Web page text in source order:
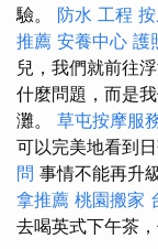
驗。 防水 工程
推薦 安養中心 護
兒，我們就前往
什麼問題，而是
灘。 草屯按摩服
可以完美地看到日
問 事情不能再升
拿推薦 桃園搬家
去喝英式下午茶